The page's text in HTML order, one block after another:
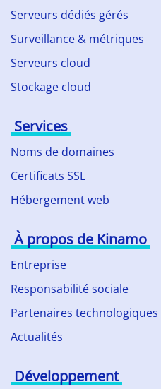
Serveurs dédiés gérés
Surveillance & métriques
Serveurs cloud
Stockage cloud
Services
Noms de domaines
Certificats SSL
Hébergement web
À propos de Kinamo
Entreprise
Responsabilité sociale
Partenaires technologiques
Actualités
Développement